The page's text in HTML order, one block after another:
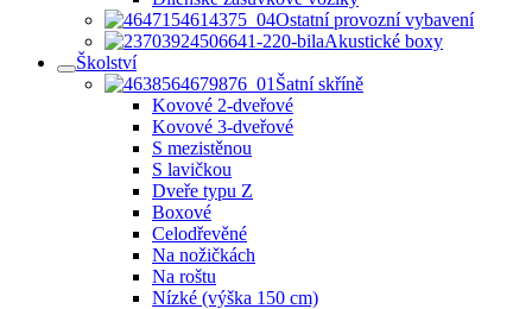
Ostatní provozní vybavení
Akustické boxy
Školství
Šatní skříně
Kovové 2-dveřové
Kovové 3-dveřové
S mezistěnou
S lavičkou
Dveře typu Z
Boxové
Celodřevěné
Na nožičkách
Na roštu
Nízké (výška 150 cm)